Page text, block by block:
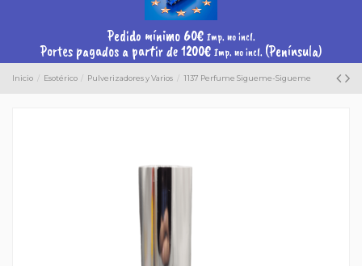
Pedido mínimo 60€ Imp. no incl.
Portes pagados a partir de 1200€ Imp. no incl. (Península)
Inicio Esotérico Pulverizadores y Varios 1137 Perfume Sigueme-Sigueme